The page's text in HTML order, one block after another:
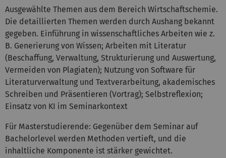
Ausgewählte Themen aus dem Bereich Wirtschaftschemie.
Die detaillierten Themen werden durch Aushang bekannt
gegeben. Einführung in wissenschaftliches Arbeiten wie z.
B. Generierung von Wissen; Arbeiten mit Literatur
(Beschaffung, Verwaltung, Strukturierung und Auswertung,
Vermeiden von Plagiaten); Nutzung von Software für
Literaturverwaltung und Textverarbeitung, akademisches
Schreiben und Präsentieren (Vortrag); Selbstreflexion;
Einsatz von KI im Seminarkontext
Für Masterstudierende: Gegenüber dem Seminar auf
Bachelorlevel werden Methoden vertieft, und die
inhaltliche Komponente ist stärker gewichtet.